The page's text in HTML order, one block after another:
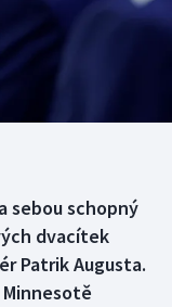
sebou schopný
dvacítek
Patrik Augusta.